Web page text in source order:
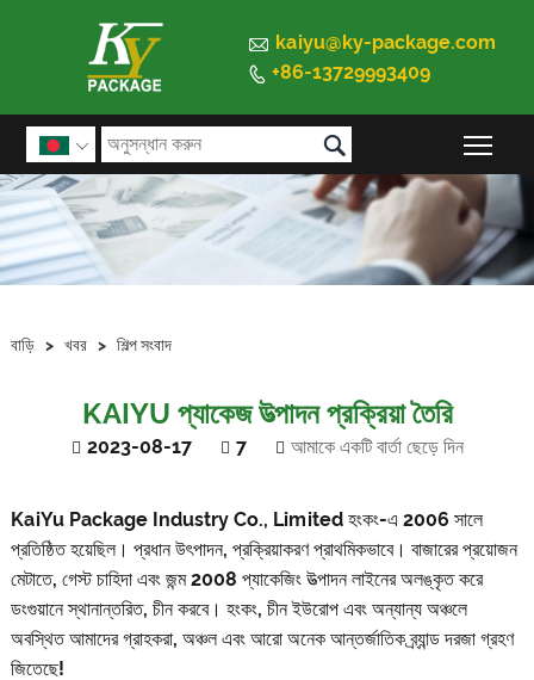
 kaiyu@ky-package.com
 +86-13729993409
 
বাড়ি > খবর > শিল্প সংবাদ
KAIYU প্যাকেজ উত্পাদন প্রক্রিয়া তৈরি
2023-08-17 7 আমাকে একটি বার্তা ছেড়ে দিন
KaiYu Package Industry Co., Limited হংকং-এ 2006 সালে
প্রতিষ্ঠিত হয়েছিল। প্রধান উৎপাদন, প্রক্রিয়াকরণ প্রাথমিকভাবে। বাজারের প্রয়োজন
মেটাতে, গেস্ট চাহিদা এবং জন্ম 2008 প্যাকেজিং উত্পাদন লাইনের অলঙ্কৃত করে
ডংগুয়ানে স্থানান্তরিত, চীন করবে। হংকং, চীন ইউরোপ এবং অন্যান্য অঞ্চলে
অবস্থিত আমাদের গ্রাহকরা, অঞ্চল এবং আরো অনেক আন্তর্জাতিক ব্র্যান্ড দরজা গ্রহণ
জিতেছে!